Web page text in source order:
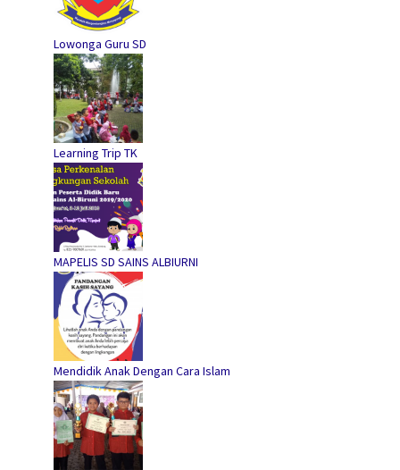
Lowonga Guru SD
Learning Trip TK
MAPELIS SD SAINS ALBIURNI
Mendidik Anak Dengan Cara Islam